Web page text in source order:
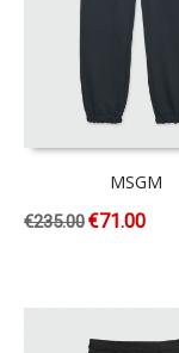
MSGM
€235.00€71.00